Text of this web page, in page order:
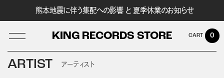
熊本地震に伴う集配への影響 と 夏季休業のお知らせ
KING RECORDS STORE 0
ARTIST アーティスト